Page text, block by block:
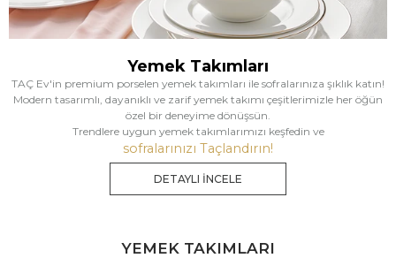
Yemek Takımları
TAÇ Ev'in premium porselen yemek takımları ile sofralarınıza şıklık katın!
Modern tasarımlı, dayanıklı ve zarif yemek takımı çeşitlerimizle her öğün
özel bir deneyime dönüşsün.
Trendlere uygun yemek takımlarımızı keşfedin ve
sofralarınızı Taçlandırın!
DETAYLI İNCELE
YEMEK TAKIMLARI